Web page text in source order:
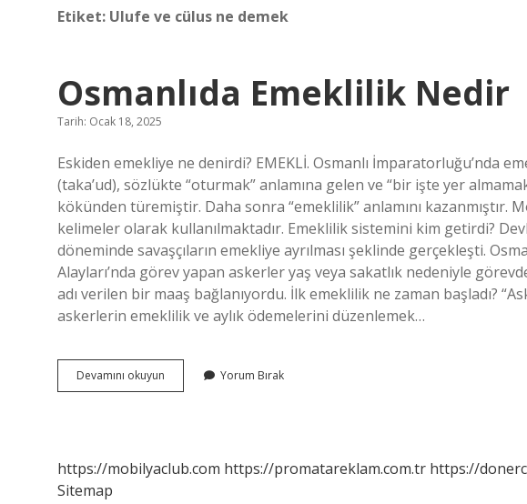
Etiket: Ulufe ve cülus ne demek
Osmanlıda Emeklilik Nedir
Tarih: Ocak 18, 2025
Eskiden emekliye ne denirdi? EMEKLİ. Osmanlı İmparatorluğu’nda
(taka’ud), sözlükte “oturmak” anlamına gelen ve “bir işte yer
kökünden türemiştir. Daha sonra “emeklilik” anlamını kazanmıştır.
kelimeler olarak kullanılmaktadır. Emeklilik sistemini kim getirdi?
döneminde savaşçıların emekliye ayrılması şeklinde gerçekleşti.
Alayları’nda görev yapan askerler yaş veya sakatlık nedeniyle
adı verilen bir maaş bağlanıyordu. İlk emeklilik ne zaman başladı?
askerlerin emeklilik ve aylık ödemelerini düzenlemek…
Devamını okuyun Osmanlıda
Emeklilik
Yorum Bırak
https://mobilyaclub.com https://promatareklam.com.tr https://
Sitemap